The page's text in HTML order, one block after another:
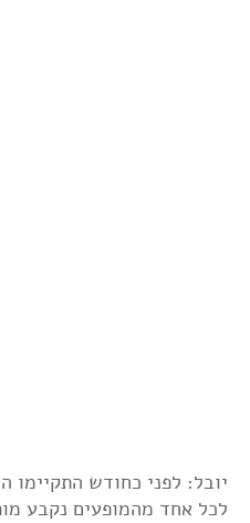
לכל אחד מהמופעים נקבע